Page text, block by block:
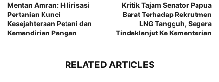
Mentan Amran: Hilirisasi
Pertanian Kunci
Kesejahteraan Petani dan
Kemandirian Pangan
Kritik Tajam Senator Papua
Barat Terhadap Rekrutmen
LNG Tangguh, Segera
Tindaklanjut Ke Kementerian
RELATED ARTICLES